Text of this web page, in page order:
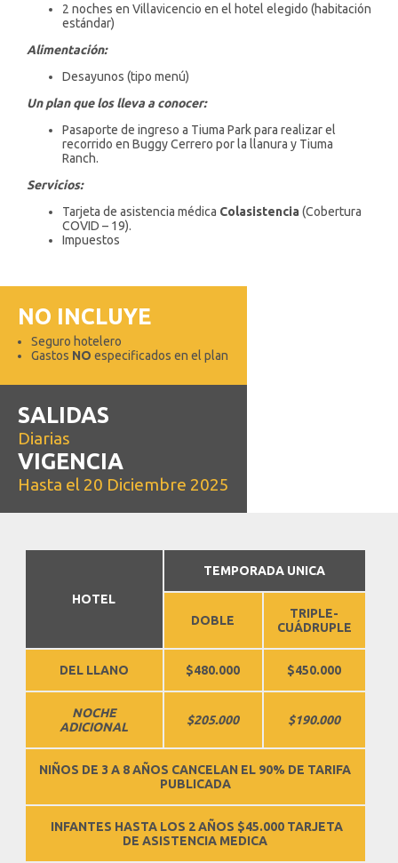
2 noches en Villavicencio en el hotel elegido (habitación
estándar)
Alimentación:
Desayunos (tipo menú)
Un plan que los lleva a conocer:
Pasaporte de ingreso a Tiuma Park para realizar el
recorrido en Buggy Cerrero por la llanura y Tiuma
Ranch.
Servicios:
Tarjeta de asistencia médica Colasistencia (Cobertura
COVID – 19).
Impuestos
NO INCLUYE
Seguro hotelero
Gastos NO especificados en el plan
SALIDAS
Diarias
VIGENCIA
Hasta el 20 Diciembre 2025
HOTEL
TEMPORADA UNICA
DOBLE
TRIPLE-
CUÁDRUPLE
DEL LLANO $480.000 $450.000
NOCHE
ADICIONAL
$205.000 $190.000
NIÑOS DE 3 A 8 AÑOS CANCELAN EL 90% DE TARIFA
PUBLICADA
INFANTES HASTA LOS 2 AÑOS $45.000 TARJETA
DE ASISTENCIA MEDICA